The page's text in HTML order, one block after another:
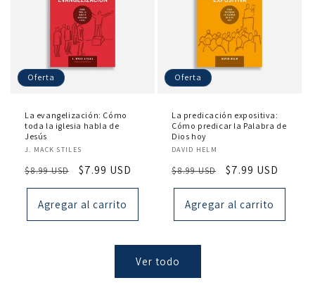
Oferta
La evangelización: Cómo
toda la iglesia habla de
Jesús
Proveedor:
J. MACK STILES
Precio
habitual
$8.99 USD
Precio
de
oferta
$7.99 USD
Agregar al carrito
Oferta
La predicación expositiva:
Cómo predicar la Palabra de
Dios hoy
Proveedor:
DAVID HELM
Precio
habitual
$8.99 USD
Precio
de
oferta
$7.99 USD
Agregar al carrito
Ver todo